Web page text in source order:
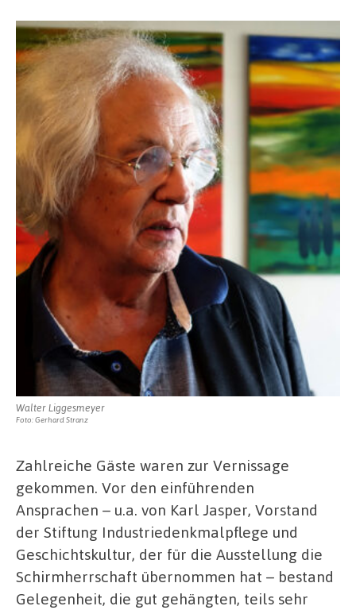
Walter Liggesmeyer
Foto: Gerhard Stranz
Zahlreiche Gäste waren zur Vernissage
gekommen. Vor den einführenden
Ansprachen – u.a. von Karl Jasper, Vorstand
der Stiftung Industriedenkmalpflege und
Geschichtskultur, der für die Ausstellung die
Schirmherrschaft übernommen hat – bestand
Gelegenheit, die gut gehängten, teils sehr